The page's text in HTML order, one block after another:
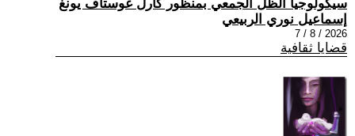
سيكولوجيا الظل الجمعي بمنظور كارل غوستاف يونغ
إسماعيل نوري الربيعي
2026 / 8 / 7
قضايا ثقافية